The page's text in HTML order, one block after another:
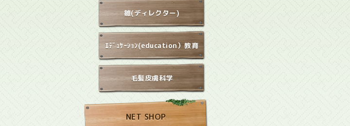
雛(ディレクター)
ｴﾃﾞｭｹｰｼｮﾝ(education）教育
毛髪皮膚科学
NET SHOP